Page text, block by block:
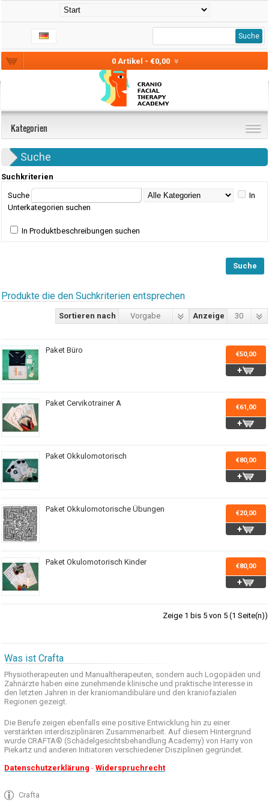
0 Artikel - €0,00
Suche
Kategorien
Suche
Suchkriterien
Suche
In
Unterkategorien suchen
In Produktbeschreibungen suchen
Produkte die den Suchkriterien entsprechen
Anzeige 30
Sortieren nach Vorgabe
Paket Büro €50,00
Paket Cervikotrainer A €61,00
Paket Okkulomotorisch €80,00
Paket Okkulomotorische Übungen €20,00
Paket Okulomotorisch Kinder €80,00
Zeige 1 bis 5 von 5 (1 Seite(n))
Was ist Crafta
Physiotherapeuten und Manualtherapeuten, sondern auch Logopäden und
Zahnärzte haben eine zunehmende klinische und praktische Interesse in
den letzten Jahren in der kraniomandibuläre und den kraniofazialen
Regionen gezeigt.
Die Berufe zeigen ebenfalls eine positive Entwicklung hin zu einer
verstärkten interdisziplinären Zusammenarbeit. Auf diesem Hintergrund
wurde CRAFTA® (Schädelgesichtsbehandlung Academy) von Harry von
Piekartz und anderen Initiatoren verschiedener Disziplinen gegründet.
Datenschutzerklärung -Widerspruchrecht
Crafta